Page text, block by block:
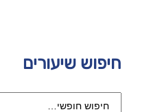
חיפוש שיעורים